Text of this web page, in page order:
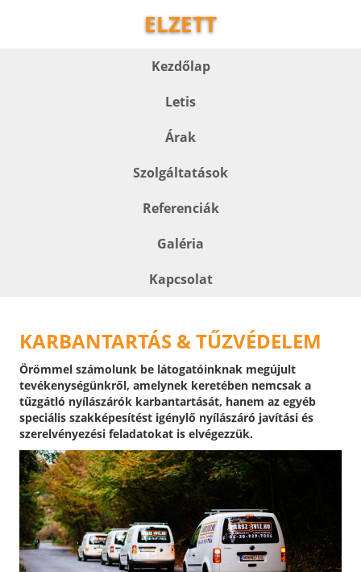
ELZETT
Kezdőlap
Letis
Árak
Szolgáltatások
Referenciák
Galéria
Kapcsolat
KARBANTARTÁS & TŰZVÉDELEM
Örömmel számolunk be látogatóinknak megújult
tevékenységünkről, amelynek keretében nemcsak a
tűzgátló nyílászárók karbantartását, hanem az egyéb
speciális szakképesítést igénylő nyílászáró javítási és
szerelvényezési feladatokat is elvégezzük.